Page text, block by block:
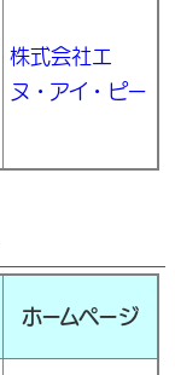
株式会社エ
ヌ・アイ・ピー
ホームページ